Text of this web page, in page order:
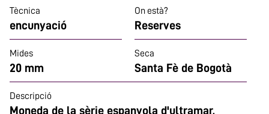
Tècnica
encunyació
On està?
Reserves
Mides
20 mm
Seca
Santa Fè de Bogotà
Descripció
Moneda de la sèrie espanyola d'ultramar,